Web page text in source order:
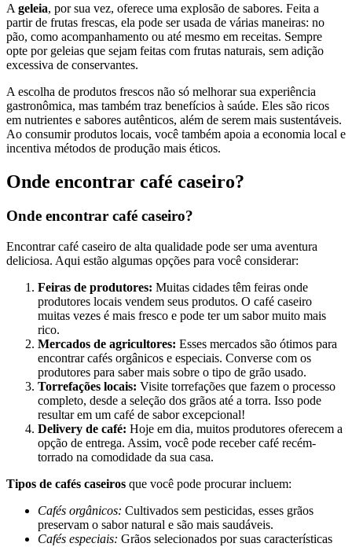
A geleia, por sua vez, oferece uma explosão de sabores. Feita a
partir de frutas frescas, ela pode ser usada de várias maneiras: no
pão, como acompanhamento ou até mesmo em receitas. Sempre
opte por geleias que sejam feitas com frutas naturais, sem adição
excessiva de conservantes.
A escolha de produtos frescos não só melhorar sua experiência
gastronômica, mas também traz benefícios à saúde. Eles são ricos
em nutrientes e sabores autênticos, além de serem mais sustentáveis.
Ao consumir produtos locais, você também apoia a economia local e
incentiva métodos de produção mais éticos.
Onde encontrar café caseiro?
Onde encontrar café caseiro?
Encontrar café caseiro de alta qualidade pode ser uma aventura
deliciosa. Aqui estão algumas opções para você considerar:
Feiras de produtores: Muitas cidades têm feiras onde
produtores locais vendem seus produtos. O café caseiro
muitas vezes é mais fresco e pode ter um sabor muito mais
rico.
Mercados de agricultores: Esses mercados são ótimos para
encontrar cafés orgânicos e especiais. Converse com os
produtores para saber mais sobre o tipo de grão usado.
Torrefações locais: Visite torrefações que fazem o processo
completo, desde a seleção dos grãos até a torra. Isso pode
resultar em um café de sabor excepcional!
Delivery de café: Hoje em dia, muitos produtores oferecem a
opção de entrega. Assim, você pode receber café recém-
torrado na comodidade da sua casa.
Tipos de cafés caseiros que você pode procurar incluem:
Cafés orgânicos: Cultivados sem pesticidas, esses grãos
preservam o sabor natural e são mais saudáveis.
Cafés especiais: Grãos selecionados por suas características